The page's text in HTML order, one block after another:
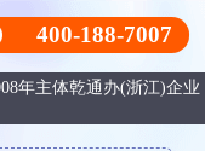
400-188-7007
年主体乾通办(浙江)企业